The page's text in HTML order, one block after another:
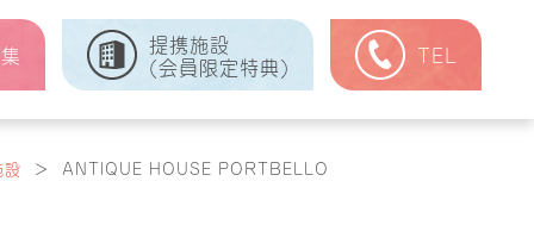
提携施設
(会員限定特典)
TEL
設 ＞ ANTIQUE HOUSE PORTBELLO